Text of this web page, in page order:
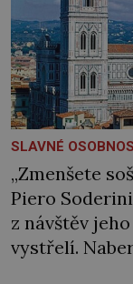
SLAVNÉ
„Zmenšete
Piero
z návštěv
vystřelí.